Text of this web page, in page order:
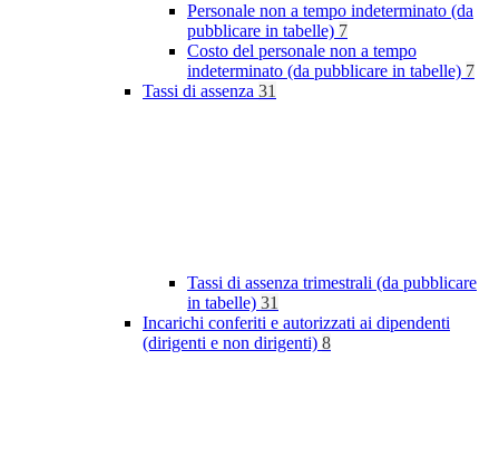
Personale non a tempo indeterminato (da
pubblicare in tabelle) 7
Costo del personale non a tempo
indeterminato (da pubblicare in tabelle) 7
Tassi di assenza 31
Tassi di assenza trimestrali (da pubblicare
in tabelle) 31
Incarichi conferiti e autorizzati ai dipendenti
(dirigenti e non dirigenti) 8